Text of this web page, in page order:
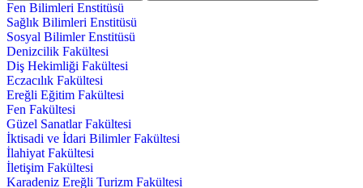
Fen Bilimleri Enstitüsü
Sağlık Bilimleri Enstitüsü
Sosyal Bilimler Enstitüsü
Denizcilik Fakültesi
Diş Hekimliği Fakültesi
Eczacılık Fakültesi
Ereğli Eğitim Fakültesi
Fen Fakültesi
Güzel Sanatlar Fakültesi
İktisadi ve İdari Bilimler Fakültesi
İlahiyat Fakültesi
İletişim Fakültesi
Karadeniz Ereğli Turizm Fakültesi